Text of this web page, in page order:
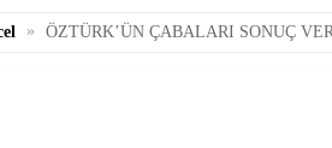
» ÖZTÜRK’ÜN ÇABALARI SONUÇ